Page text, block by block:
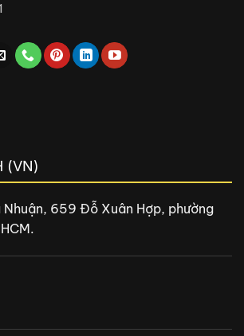
(VN)
Nhuận, 659 Đỗ Xuân Hợp, phường